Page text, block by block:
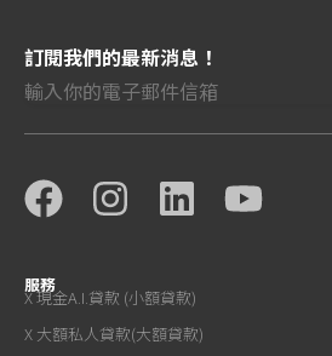
服務
X 現金A.I.貸款 (小額貸款)
X 大額私人貸款(大額貸款)
訂閱我們的最新消息！